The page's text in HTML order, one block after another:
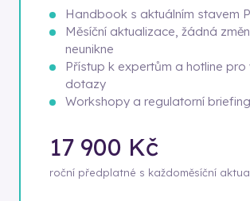
Handbook s aktuálním stavem
Měsíční aktualizace, žádná
neunikne
Přístup k expertům a hotline pro
dotazy
Workshopy a regulatorní
17 900 Kč
roční předplatné s každoměsíční